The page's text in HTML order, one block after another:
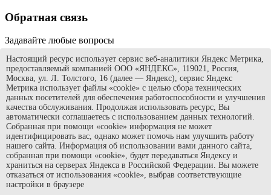
Обратная связь
Задавайте любые вопросы
627610 Тюменская область, Сладковский район, село
Сладково, улица Гурьева, дом 89
+7 (34555) 23-3-05
sladkovo-zdt@obl72.ru
©МАУ ДО ДДТ «Галактика»2015-2026
Настоящий ресурс использует сервис веб-аналитики Яндекс Метрика,
предоставляемый компанией ООО «ЯНДЕКС», 119021, Россия,
Москва, ул. Л. Толстого, 16 (далее — Яндекс), сервис Яндекс
Метрика использует файлы «cookie» с целью сбора технических
данных посетителей для обеспечения работоспособности и улучшения
качества обслуживания. Продолжая использовать ресурс, Вы
автоматически соглашаетесь с использованием данных технологий.
Собранная при помощи «cookie» информация не может
идентифицировать вас, однако может помочь нам улучшить работу
нашего сайта. Информация об использовании вами данного сайта,
собранная при помощи «cookie», будет передаваться Яндексу и
храниться на серверах Яндекса в Российской Федерации. Вы можете
отказаться от использования «cookie», выбрав соответствующие
настройки в браузере